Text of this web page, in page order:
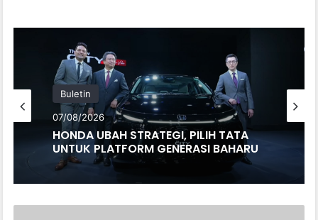
Buletin
07/08/2026
HONDA UBAH STRATEGI, PILIH TATA
UNTUK PLATFORM GENERASI BAHARU